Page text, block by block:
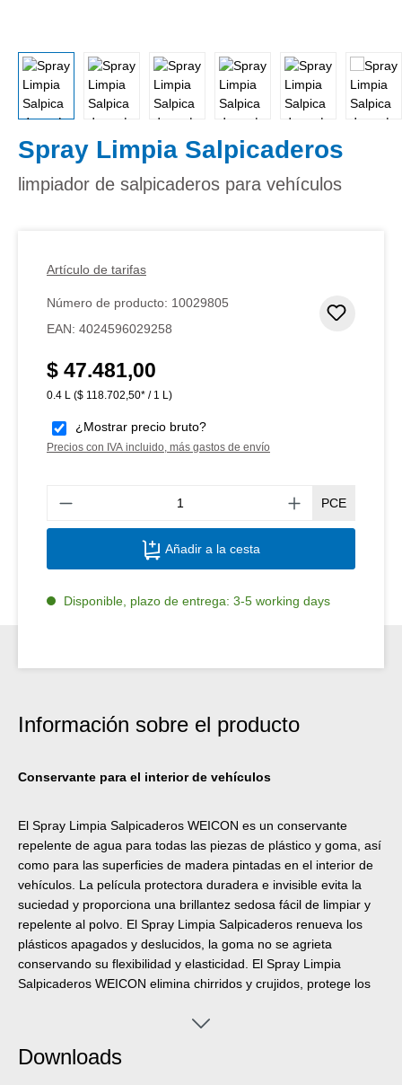
Spray Limpia Salpicaderos
limpiador de salpicaderos para vehículos
Artículo de tarifas
Número de producto: 10029805
EAN: 4024596029258
Precio normal:
$ 47.481,00
0.4 L ($ 118.702,50* / 1 L)
¿Mostrar precio bruto?
Precios con IVA incluido, más gastos de envío
PCE
Añadir a la cesta
Disponible, plazo de entrega: 3-5 working days
Información sobre el producto
Conservante para el interior de vehículos
El Spray Limpia Salpicaderos WEICON es un conservante
repelente de agua para todas las piezas de plástico y goma, así
como para las superficies de madera pintadas en el interior de
vehículos. La película protectora duradera e invisible evita la
suciedad y proporciona una brillantez sedosa fácil de limpiar y
repelente al polvo. El Spray Limpia Salpicaderos renueva los
plásticos apagados y deslucidos, la goma no se agrieta
conservando su flexibilidad y elasticidad. El Spray Limpia
Salpicaderos WEICON elimina chirridos y crujidos, protege los
plástico y goma, cuero, madera y cromo así como los techos
juntas de puertas, ventanas y maleteros, se usa como
Downloads